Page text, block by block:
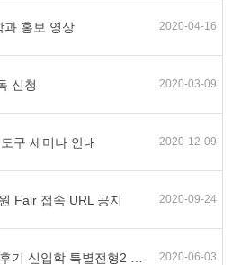
과 홍보 영상 2020-04-16
신청 2020-03-09
구 세미나 안내 2020-12-09
Fair 접속 URL 공지 2020-09-24
2020-06-03